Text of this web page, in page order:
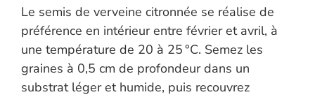
Le semis de verveine citronnée se réalise de
préférence en intérieur entre février et avril, à
une température de 20 à 25 °C. Semez les
graines à 0,5 cm de profondeur dans un
substrat léger et humide, puis recouvrez